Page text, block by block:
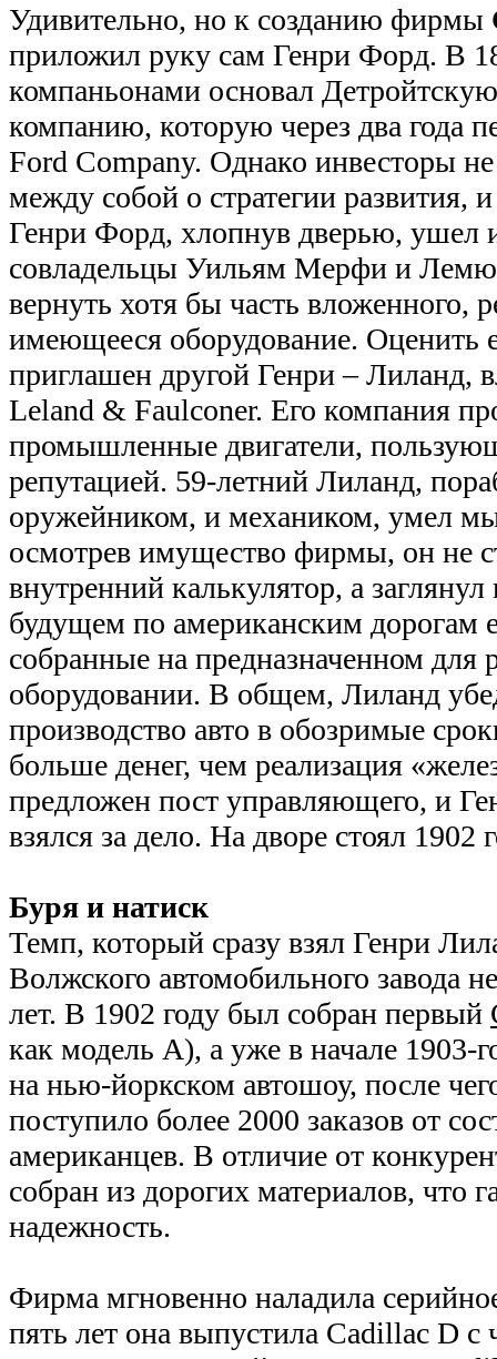
Удивительно, но к созданию фирмы
приложил руку сам Генри Форд. В
компаньонами основал
компанию, которую через два года
Ford Company. Однако инвесторы
между собой о стратегии развития,
Генри Форд, хлопнув дверью, ушел
совладельцы Уильям Мерфи и
вернуть хотя бы часть вложенного,
имеющееся оборудование. Оценить
приглашен другой Генри – Лиланд,
Leland & Faulconer. Его компания
промышленные двигатели,
репутацией. 59-летний Лиланд,
оружейником, и механиком, умел
осмотрев имущество фирмы, он не
внутренний калькулятор, а
будущем по американским дорогам
собранные на предназначенном для
оборудовании. В общем, Лиланд
производство авто в обозримые
больше денег, чем реализация
предложен пост управляющего, и
взялся за дело. На дворе стоял 1902
Буря и натиск
Темп, который сразу взял Генри
Волжского автомобильного завода
лет. В 1902 году был собран первый
как модель А), а уже в начале 1903-
на нью-йоркском автошоу, после
поступило более 2000 заказов от
американцев. В отличие от
собран из дорогих материалов, что
надежность.
Фирма мгновенно наладила
пять лет она выпустила Cadillac D